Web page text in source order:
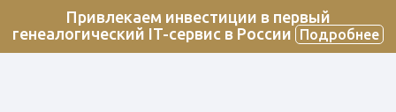
Привлекаем инвестиции в первый
генеалогический IT-сервис в России
Подробнее